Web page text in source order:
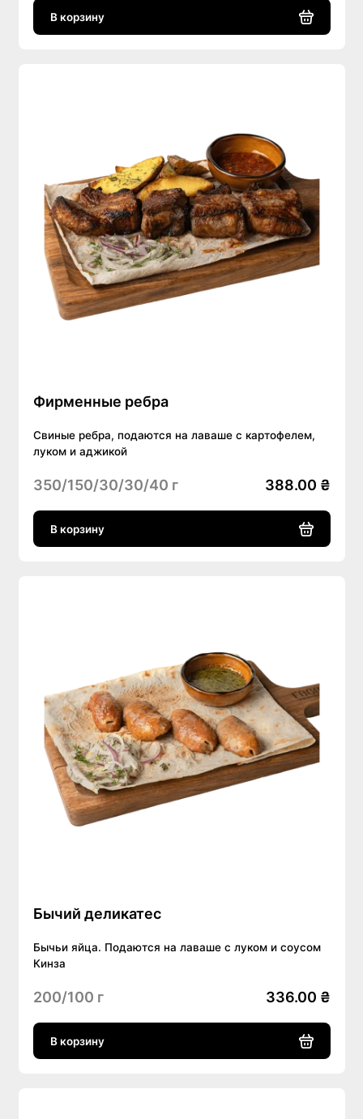
В корзину
Фирменные ребра
Свиные ребра, подаются на лаваше с картофелем,
луком и аджикой
350/150/30/30/40 г 388.00 ₴
В корзину
Бычий деликатес
Бычьи яйца. Подаются на лаваше с луком и соусом
Кинза
200/100 г 336.00 ₴
В корзину